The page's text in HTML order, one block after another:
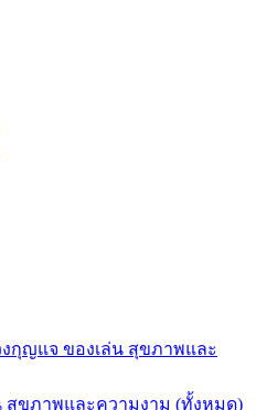
กุญแจ ของเล่น สุขภาพและ
สุขภาพและความงาม (ทั้งหมด)